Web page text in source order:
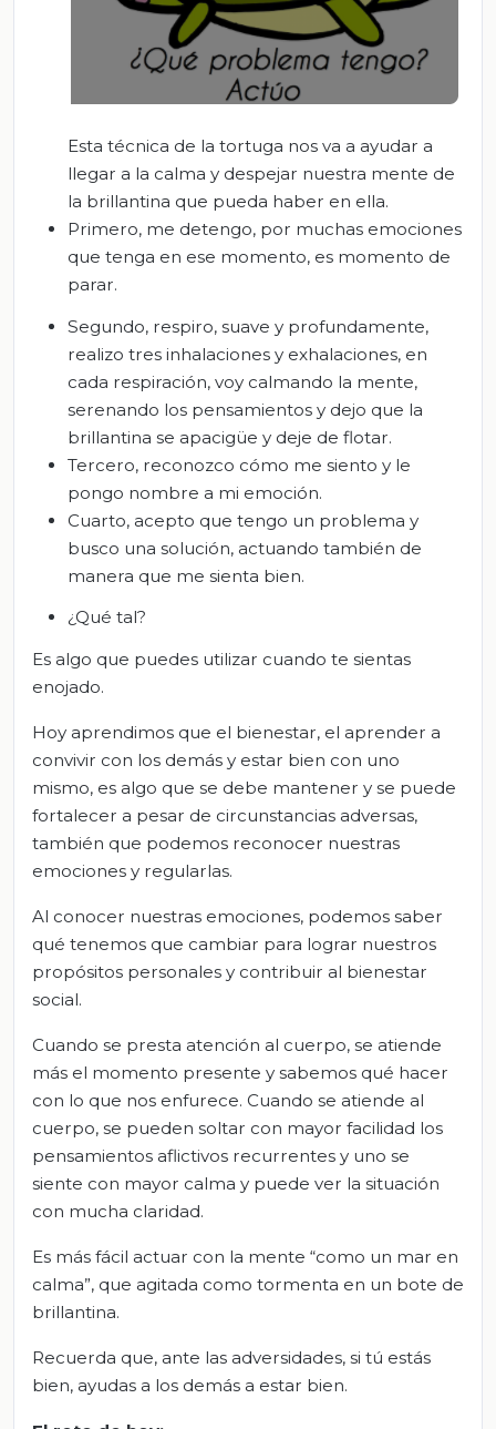
Esta técnica de la tortuga nos va a ayudar a
llegar a la calma y despejar nuestra mente de
la brillantina que pueda haber en ella.
Primero, me detengo, por muchas emociones
que tenga en ese momento, es momento de
parar.
Segundo, respiro, suave y profundamente,
realizo tres inhalaciones y exhalaciones, en
cada respiración, voy calmando la mente,
serenando los pensamientos y dejo que la
brillantina se apacigüe y deje de flotar.
Tercero, reconozco cómo me siento y le
pongo nombre a mi emoción.
Cuarto, acepto que tengo un problema y
busco una solución, actuando también de
manera que me sienta bien.
¿Qué tal?
Es algo que puedes utilizar cuando te sientas
enojado.
Hoy aprendimos que el bienestar, el aprender a
convivir con los demás y estar bien con uno
mismo, es algo que se debe mantener y se puede
fortalecer a pesar de circunstancias adversas,
también que podemos reconocer nuestras
emociones y regularlas.
Al conocer nuestras emociones, podemos saber
qué tenemos que cambiar para lograr nuestros
propósitos personales y contribuir al bienestar
social.
Cuando se presta atención al cuerpo, se atiende
más el momento presente y sabemos qué hacer
con lo que nos enfurece. Cuando se atiende al
cuerpo, se pueden soltar con mayor facilidad los
pensamientos aflictivos recurrentes y uno se
siente con mayor calma y puede ver la situación
con mucha claridad.
Es más fácil actuar con la mente “como un mar en
calma”, que agitada como tormenta en un bote de
brillantina.
Recuerda que, ante las adversidades, si tú estás
bien, ayudas a los demás a estar bien.